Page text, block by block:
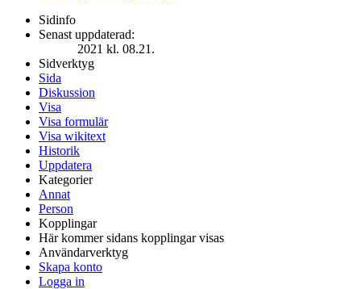
Sidinfo
Senast uppdaterad:
2021 kl. 08.21.
Sidverktyg
Sida
Diskussion
Visa
Visa formulär
Visa wikitext
Historik
Uppdatera
Kategorier
Annat
Person
Kopplingar
Här kommer sidans kopplingar visas
Användarverktyg
Skapa konto
Logga in